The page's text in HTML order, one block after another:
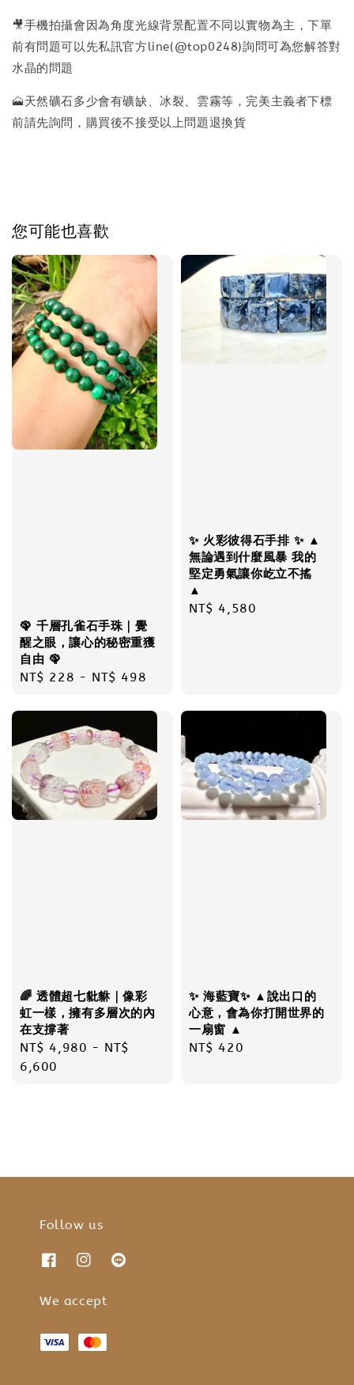
🎥手機拍攝會因為角度光線背景配置不同以實物為主，下單
前有問題可以先私訊官方line(@top0248)詢問可為您解答對
水晶的問題
🗻天然礦石多少會有礦缺、冰裂、雲霧等，完美主義者下標
前請先詢問，購買後不接受以上問題退換貨
您可能也喜歡
🦚 千層孔雀石手珠｜覺
醒之眼，讓心的秘密重獲
自由 🦚
Regular
NT$ 228 - NT$ 498
✨ 火彩彼得石手排 ✨ ▲
無論遇到什麼風暴 我的
堅定勇氣讓你屹立不搖
▲
Regular
NT$ 4,580
🌈 透體超七豼貅｜像彩
虹一樣，擁有多層次的內
在支撐著
Regular
price
NT$ 4,980 - NT$
6,600
✨ 海藍寶✨ ▲說出口的
心意，會為你打開世界的
一扇窗 ▲
Regular
NT$ 420
Follow us
We accept